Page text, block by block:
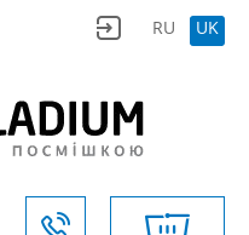
RU UK